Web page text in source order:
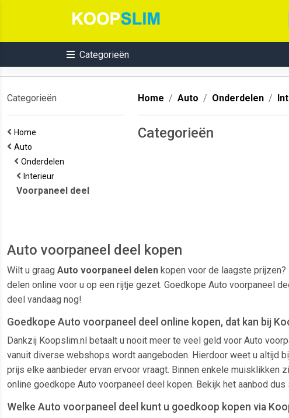
Categorieën
Categorieën
Home
Auto
Onderdelen
Interieur
Voorpaneel deel
Home Auto Onderdelen
Categorieën
Auto voorpaneel deel kopen
Wilt u graag Auto voorpaneel delen kopen voor de laagste
delen online voor u op een rijtje gezet. Goedkope Auto voorpaneel
deel vandaag nog!
Goedkope Auto voorpaneel deel online kopen, dat kan bij
Dankzij Koopslim.nl betaalt u nooit meer te veel geld voor Auto
vanuit diverse webshops wordt aangeboden. Hierdoor weet u altijd
prijs elke aanbieder ervan ervoor vraagt. Binnen enkele
online goedkope Auto voorpaneel deel kopen. Bekijk het aanbod
Welke Auto voorpaneel deel kunt u goedkoop kopen via